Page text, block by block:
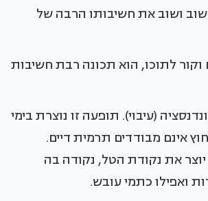
שוב ושוב את חשיבותו הרבה של
לתוכו, הוא תכונה רבת חשיבות
(עיבוי). תופעה זו נוצרת בימי
אינם מבודדים תרמית דיים.
את נקודת הטל, נקודה בה
ואפילו כתמי עובש.